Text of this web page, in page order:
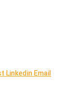
Linkedin Email